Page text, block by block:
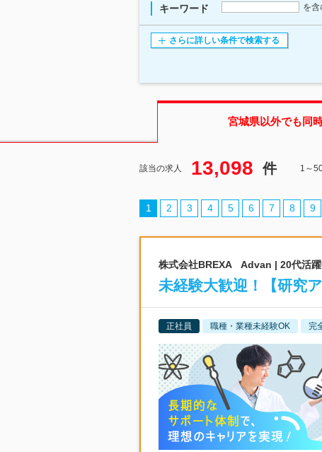
キーワード を含
さらに詳しい条件で検索する
宮城県以外でも同
該当の求人 13,098 件 1～
1 2 3 4 5 6 7 8 9
株式会社BREXA Advan | 20代活躍
未経験大歓迎！【研究
正社員 職種・業種未経験OK 完